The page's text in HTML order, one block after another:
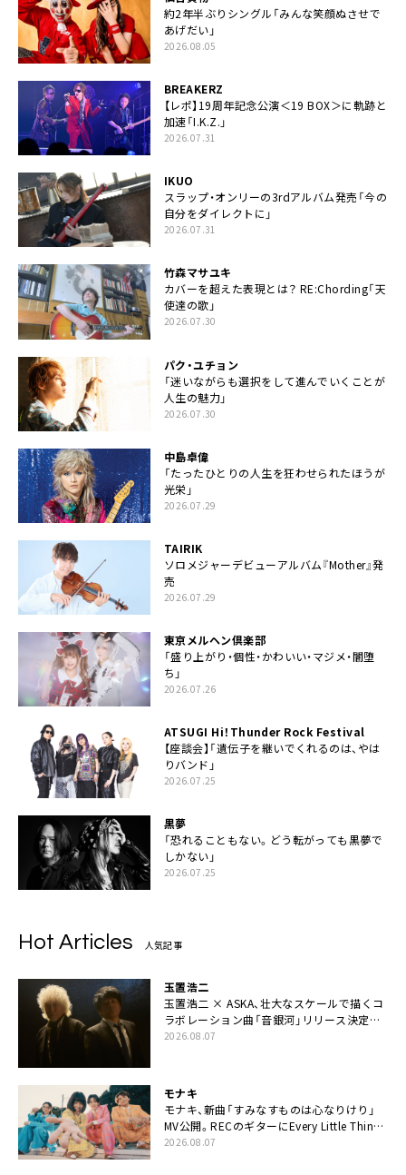
約2年半ぶりシングル「みんな笑顔ぬさせで
あげだい」
2026.08.05
BREAKERZ
【レポ】19周年記念公演＜19 BOX＞に軌跡と
加速「I.K.Z.」
2026.07.31
IKUO
スラップ・オンリーの3rdアルバム発売「今の
自分をダイレクトに」
2026.07.31
竹森マサユキ
カバーを超えた表現とは？ RE:Chording「天
使達の歌」
2026.07.30
パク・ユチョン
「迷いながらも選択をして進んでいくことが
人生の魅力」
2026.07.30
中島卓偉
「たったひとりの人生を狂わせられたほうが
光栄」
2026.07.29
TAIRIK
ソロメジャーデビューアルバム『Mother』発
売
2026.07.29
東京メルヘン倶楽部
「盛り上がり・個性・かわいい・マジメ・闇堕
ち」
2026.07.26
ATSUGI Hi！Thunder Rock Festival
【座談会】「遺伝子を継いでくれるのは、やは
りバンド」
2026.07.25
黒夢
「恐れることもない。どう転がっても黒夢で
しかない」
2026.07.25
Hot Articles 人気記事
玉置浩二
玉置浩二 × ASKA、壮大なスケールで描くコ
ラボレーション曲「音銀河」リリース決定。
カップリングには新曲「命の宿り」収録も
2026.08.07
モナキ
モナキ、新曲「すみなすものは心なりけり」
MV公開。RECのギターにEvery Little Thing・
伊藤一朗参加も
2026.08.07